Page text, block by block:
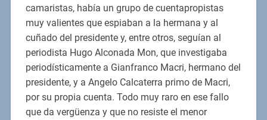
camaristas, había un grupo de cuentapropistas
muy valientes que espiaban a la hermana y al
cuñado del presidente y, entre otros, seguían al
periodista Hugo Alconada Mon, que investigaba
periodísticamente a Gianfranco Macri, hermano del
presidente, y a Angelo Calcaterra primo de Macri,
por su propia cuenta. Todo muy raro en ese fallo
que da vergüenza y que no resiste el menor